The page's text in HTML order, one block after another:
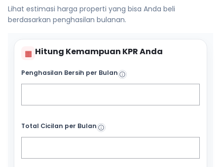
Lihat estimasi harga properti yang bisa Anda beli
berdasarkan penghasilan bulanan.
▦ Hitung Kemampuan KPR Anda
Penghasilan Bersih per Bulan
Total Cicilan per Bulan